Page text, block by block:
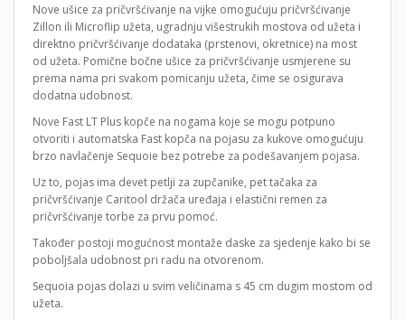
Nove ušice za pričvršćivanje na vijke omogućuju pričvršćivanje
Zillon ili Microflip užeta, ugradnju višestrukih mostova od užeta i
direktno pričvršćivanje dodataka (prstenovi, okretnice) na most
od užeta. Pomične bočne ušice za pričvršćivanje usmjerene su
prema nama pri svakom pomicanju užeta, čime se osigurava
dodatna udobnost.
Nove Fast LT Plus kopče na nogama koje se mogu potpuno
otvoriti i automatska Fast kopča na pojasu za kukove omogućuju
brzo navlačenje Sequoie bez potrebe za podešavanjem pojasa.
Uz to, pojas ima devet petlji za zupčanike, pet tačaka za
pričvršćivanje Caritool držača uređaja i elastični remen za
pričvršćivanje torbe za prvu pomoć.
Također postoji mogućnost montaže daske za sjedenje kako bi se
poboljšala udobnost pri radu na otvorenom.
Sequoia pojas dolazi u svim veličinama s 45 cm dugim mostom od
užeta.